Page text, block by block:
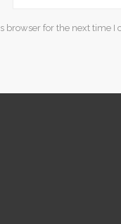
browser for the next time I